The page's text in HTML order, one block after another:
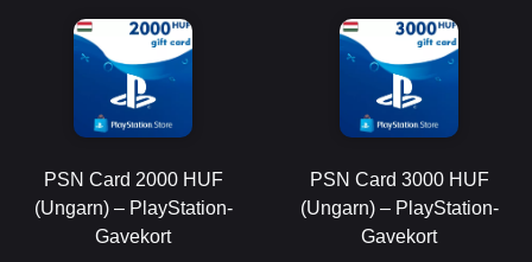
PSN Card 2000 HUF
(Ungarn) – PlayStation-
Gavekort
PSN Card 3000 HUF
(Ungarn) – PlayStation-
Gavekort